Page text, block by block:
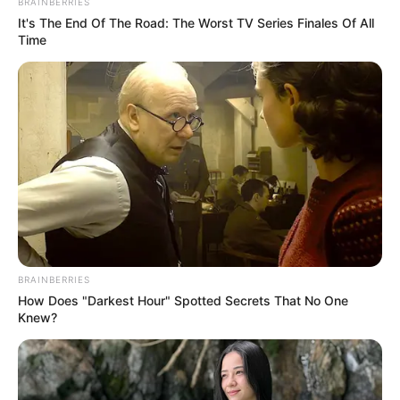
Außerdem gibt es noch viele weitere sehenswerte Städte
in Baden-Württemberg , zu denen sich eine
Wochenendreise lohnt.
Übernachtungsangebote in Bad Mergentheim für
das Wochenende, ab Freitag, den 14.08.2026:
BRAINBERRIES
It's The End Of The Road: The Worst TV Series Finales Of All
Time
BRAINBERRIES
How Does "Darkest Hour" Spotted Secrets That No One
Knew?